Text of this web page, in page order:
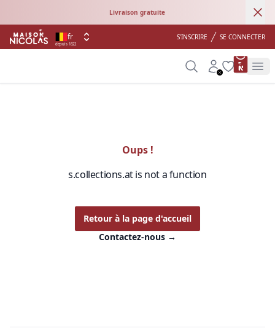
Livraison gratuite
depuis 1822
fr S'INSCRIRE SE CONNECTER
SearchAccount
Wishlist
Oups !
s.collections.at is not a function
Retour à la page d'accueil
Contactez-nous →